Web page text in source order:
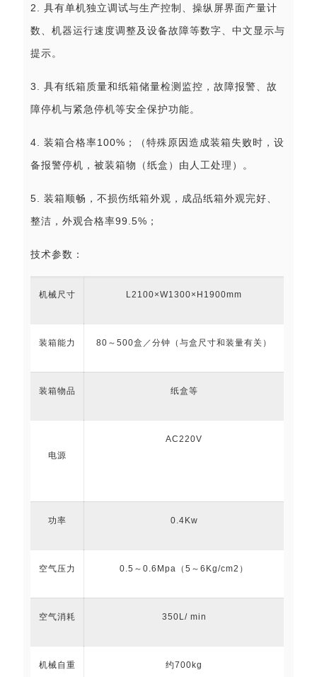
2. 具有单机独立调试与生产控制、操纵屏界面产量计
数、机器运行速度调整及设备故障等数字、中文显示与
提示。
3. 具有纸箱质量和纸箱储量检测监控，故障报警、故
障停机与紧急停机等安全保护功能。
4. 装箱合格率100%；（特殊原因造成装箱失败时，设
备报警停机，被装箱物（纸盒）由人工处理）。
5. 装箱顺畅，不损伤纸箱外观，成品纸箱外观完好、
整洁，外观合格率99.5%；
技术参数：
机械尺寸 L2100×W1300×H1900mm
装箱能力 80～500盒／分钟（与盒尺寸和装量有关）
装箱物品 纸盒等
电源
AC220V
功率 0.4Kw
空气压力 0.5～0.6Mpa（5～6Kg/cm2）
空气消耗 350L/ min
机械自重 约700kg